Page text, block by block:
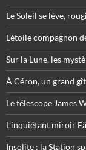
Le Soleil se lève,
L’étoile compagnon
Sur la Lune, les
À Céron, un grand
Le télescope James
L’inquiétant miroir
Insolite : la Station